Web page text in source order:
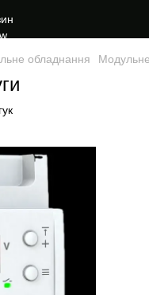
обладнання